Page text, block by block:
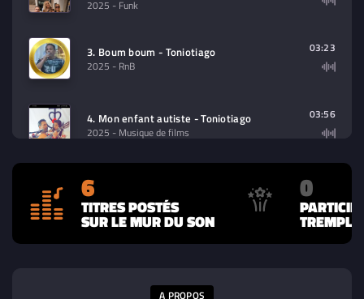
2025 - Funk
3. Boum boum - Toniotiago
2025 - RnB
03:23
4. Mon enfant autiste - Toniotiago
2025 - Musique de films
03:56
5. Derrière les barreaux - Toniotiago
2025 - Latin
03:56
03:27
6
TITRES POSTÉS
SUR LE MUR DU SON
0
A PROPOS